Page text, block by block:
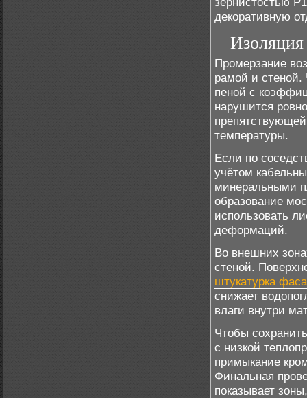
декоративную
Изоляция
Промерзание
рамой и стеной.
пеной с
нарушится
температуры.
Если по
учётом
минеральными
образование
использовать
деформаций.
Во внешних
стеной.
штукатурка
снижает
влаги внутри
Чтобы
с низкой
примыкание
Финальная
показывает